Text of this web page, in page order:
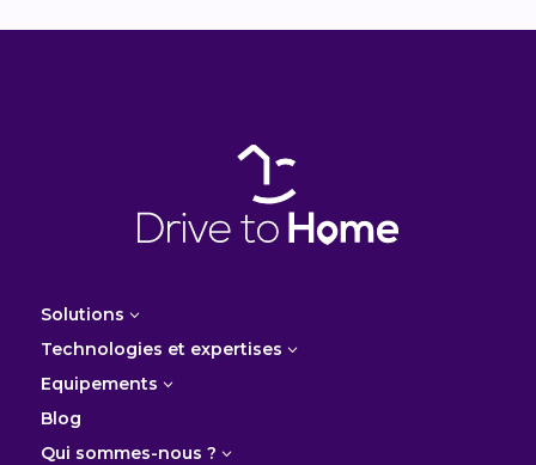
Solutions 3
Technologies et expertises 3
Equipements 3
Blog
Qui sommes-nous ? 3